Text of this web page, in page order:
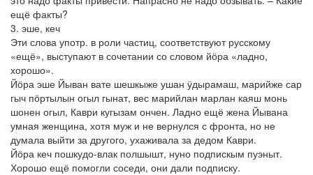
ещё факты?
3. эше, кеч
Эти слова употр. в роли частиц, соответствуют русскому
«ещё», выступают в сочетании со словом йӧра «ладно,
хорошо».
Йӧра эше Йыван вате шешкыже ушан ӱдырамаш, марийже сар
гыч пӧртылын огыл гынат, вес марийлан марлан каяш монь
шонен огыл, Каври кугызам ончен. Ладно ещё жена Йывана
умная женщина, хотя муж и не вернулся с фронта, но не
думала выйти за другого, ухаживала за дедом Каври.
Йӧра кеч пошкудо-влак полшышт, нуно подпискым пуэныт.
Хорошо ещё помогли соседи, они дали подписку.